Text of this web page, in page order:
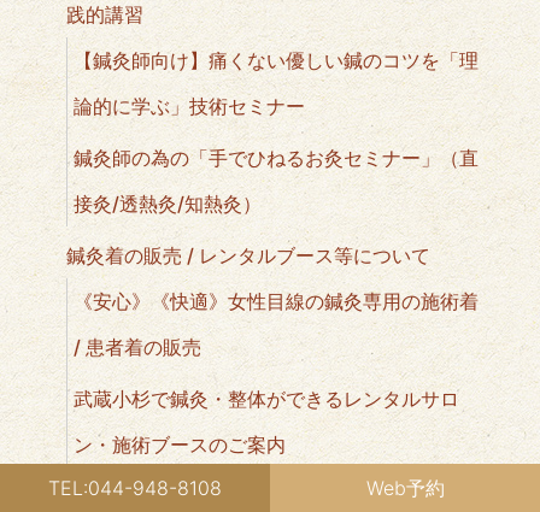
TEL:044-948-8108 Web予約
践的講習
【鍼灸師向け】痛くない優しい鍼のコツを「理
論的に学ぶ」技術セミナー
鍼灸師の為の「手でひねるお灸セミナー」（直
接灸/透熱灸/知熱灸）
鍼灸着の販売 / レンタルブース等について
《安心》《快適》女性目線の鍼灸専用の施術着
/ 患者着の販売
武蔵小杉で鍼灸・整体ができるレンタルサロ
ン・施術ブースのご案内